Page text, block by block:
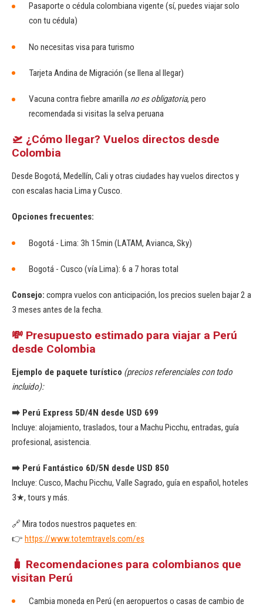
Pasaporte o cédula colombiana vigente (sí, puedes viajar solo
con tu cédula)
No necesitas visa para turismo
Tarjeta Andina de Migración (se llena al llegar)
Vacuna contra fiebre amarilla no es obligatoria, pero
recomendada si visitas la selva peruana
🛫 ¿Cómo llegar? Vuelos directos desde
Colombia
Desde Bogotá, Medellín, Cali y otras ciudades hay vuelos directos y
con escalas hacia Lima y Cusco.
Opciones frecuentes:
Bogotá - Lima: 3h 15min (LATAM, Avianca, Sky)
Bogotá - Cusco (vía Lima): 6 a 7 horas total
Consejo: compra vuelos con anticipación, los precios suelen bajar 2 a
3 meses antes de la fecha.
💸 Presupuesto estimado para viajar a Perú
desde Colombia
Ejemplo de paquete turístico (precios referenciales con todo
incluido):
➡️ Perú Express 5D/4N desde USD 699
Incluye: alojamiento, traslados, tour a Machu Picchu, entradas, guía
profesional, asistencia.
➡️ Perú Fantástico 6D/5N desde USD 850
Incluye: Cusco, Machu Picchu, Valle Sagrado, guía en español, hoteles
3★, tours y más.
🔗 Mira todos nuestros paquetes en:
👉 https://www.totemtravels.com/es
🧳 Recomendaciones para colombianos que
visitan Perú
Cambia moneda en Perú (en aeropuertos o casas de cambio de